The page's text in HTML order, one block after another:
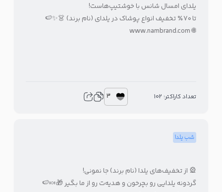
یلدای امسال شانس با خوشتیپ‌هاست!
تا ۷۰٪ تخفیف انواع پوشاک در یلدای (نام برند) 👗✨🍉
🌐 www.nambrand.com
تعداد کاراکتر: 102 3
شب یلدا
🎡 از تخفیف‌های یلدا (نام برند) جا نمونی!
گردونه یلدایی رو بچرخون و هدیه‌ت رو از ما بگیر 🎁🍬🍉